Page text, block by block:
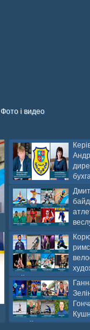
Фото і видео
Олександр-
Олександр- хокей на
художня,Максим
шайбою,Ігор Бичков-
Колісник- важка
веслвальний